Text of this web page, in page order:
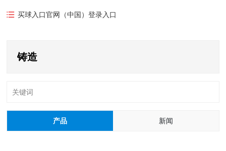
买球入口官网（中国）登录入口
铸造
关键词
产品 新闻